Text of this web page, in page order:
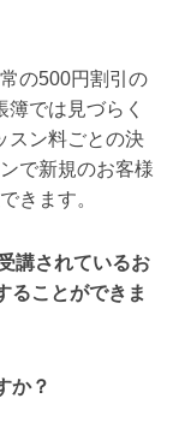
の500円割引の
では見づらく
スン料ごとの決
で新規のお客様
きます。
講されているお
ることができま
か？